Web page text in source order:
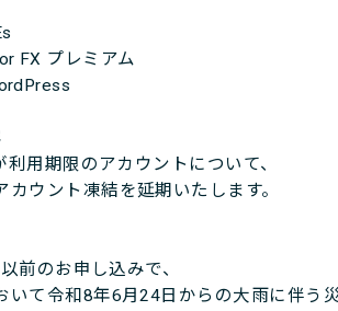
FX プレミアム
用期限のアカウントについて、
ウント凍結を延期いたします。
前のお申し込みで、
て令和8年6月24日からの大雨に伴う